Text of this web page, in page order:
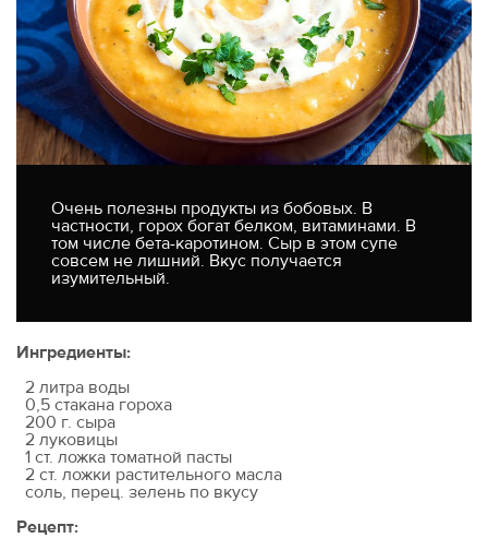
Очень полезны продукты из бобовых. В
частности, горох богат белком, витаминами. В
том числе бета-каротином. Сыр в этом супе
совсем не лишний. Вкус получается
изумительный.
Ингредиенты:
2 литра воды
0,5 стакана гороха
200 г. сыра
2 луковицы
1 ст. ложка томатной пасты
2 ст. ложки растительного масла
соль, перец. зелень по вкусу
Рецепт: